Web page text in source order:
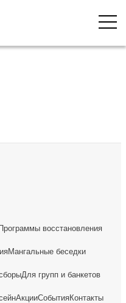
Программы восстановления
Мангальные беседки
Для групп и банкетов
АкцииСобытияКонтакты